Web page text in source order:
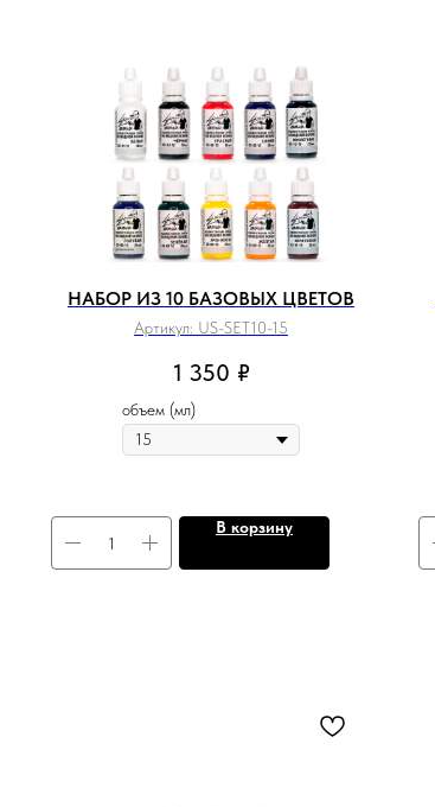
НАБОР ИЗ 10 БАЗОВЫХ ЦВЕТОВ
Артикул: US-SET10-15
1 350 ₽
объем (мл)
В корзину